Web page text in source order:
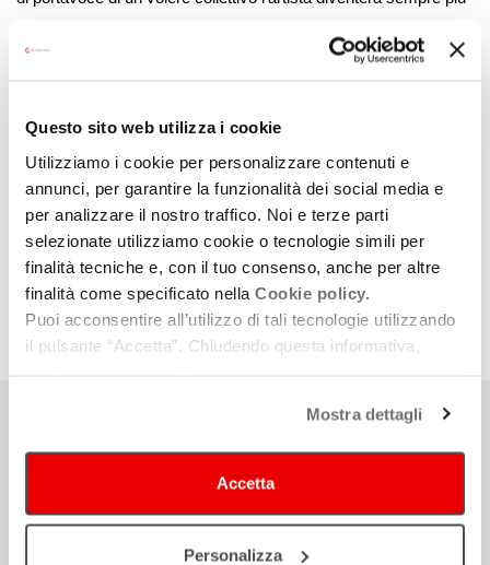
Questo sito web utilizza i cookie
Utilizziamo i cookie per personalizzare contenuti e
annunci, per garantire la funzionalità dei social media e
per analizzare il nostro traffico. Noi e terze parti
selezionate utilizziamo cookie o tecnologie simili per
finalità tecniche e, con il tuo consenso, anche per altre
finalità come specificato nella Cookie policy.
Puoi acconsentire all’utilizzo di tali tecnologie utilizzando
il pulsante “Accetta”. Chiudendo questa informativa,
Mostra dettagli
Accetta
Personalizza
buon senso. Nell’appellarsi alla necessità di resuscitare una
spettatori in una sospensione finale tragica, una distopia sulfurea
e grottesca collocata poco lontano dall’oggi, nel tempo e nello
spazio.
Cartellone
05 06